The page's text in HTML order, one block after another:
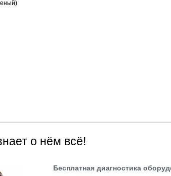
о нём всё!
Бесплатная диагностика